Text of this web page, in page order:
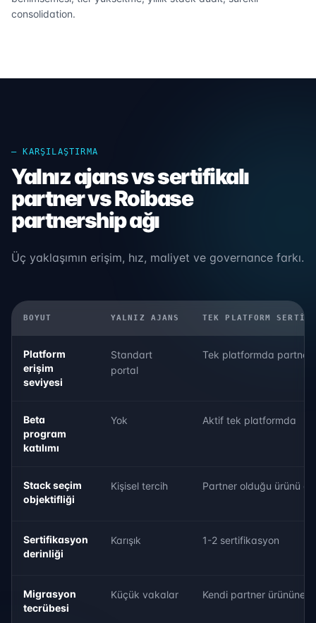
consolidation.
— KARŞILAŞTIRMA
Yalnız ajans vs sertifikalı
partner vs Roibase
partnership ağı
Üç yaklaşımın erişim, hız, maliyet ve governance farkı.
BOYUT YALNIZ AJANS TEK PLATFORM
Platform
erişim
seviyesi
Standart
portal
Tek platformda partner
Beta
program
katılımı
Yok Aktif tek platformda
Stack seçim
objektifliği
Kişisel tercih Partner olduğu ürünü
Sertifikasyon
derinliği
Karışık 1-2 sertifikasyon
Migrasyon
tecrübesi
Küçük vakalar Kendi partner ürününe